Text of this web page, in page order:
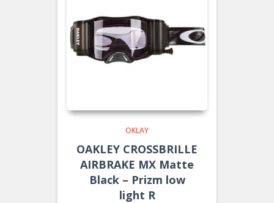
OKLAY
OAKLEY CROSSBRILLE
AIRBRAKE MX Matte
Black – Prizm low
light R